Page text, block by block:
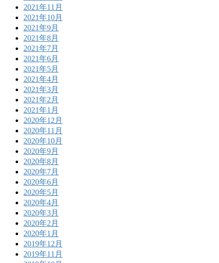
2021年11月
2021年10月
2021年9月
2021年8月
2021年7月
2021年6月
2021年5月
2021年4月
2021年3月
2021年2月
2021年1月
2020年12月
2020年11月
2020年10月
2020年9月
2020年8月
2020年7月
2020年6月
2020年5月
2020年4月
2020年3月
2020年2月
2020年1月
2019年12月
2019年11月